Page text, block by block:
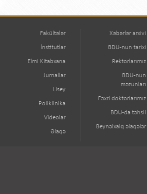
Fakültələr
İnstitutlar
Elmi Kitabxana
Jurnallar
Lisey
Poliklinika
Videolar
Əlaqə
Xəbərlər arxivi
BDU-nun tarixi
Rektorlarımız
BDU-nun
məzunları
Fəxri doktorlarımız
BDU-da təhsil
Beynəlxalq əlaqələr